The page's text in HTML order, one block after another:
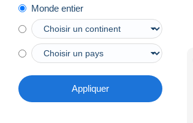
Monde entier
Appliquer